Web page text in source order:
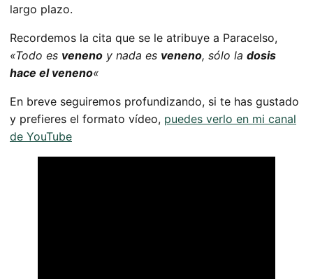
largo plazo.
Recordemos la cita que se le atribuye a Paracelso,
«Todo es veneno y nada es veneno, sólo la dosis
hace el veneno«
En breve seguiremos profundizando, si te has gustado
y prefieres el formato vídeo, puedes verlo en mi canal
de YouTube